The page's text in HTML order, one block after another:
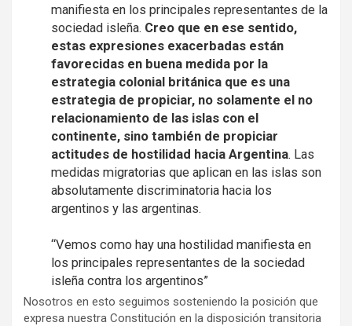
manifiesta en los principales representantes de la
sociedad isleña. Creo que en ese sentido,
estas expresiones exacerbadas están
favorecidas en buena medida por la
estrategia colonial británica que es una
estrategia de propiciar, no solamente el no
relacionamiento de las islas con el
continente, sino también de propiciar
actitudes de hostilidad hacia Argentina. Las
medidas migratorias que aplican en las islas son
absolutamente discriminatoria hacia los
argentinos y las argentinas.
“Vemos como hay una hostilidad manifiesta en
los principales representantes de la sociedad
isleña contra los argentinos”
Nosotros en esto seguimos sosteniendo la posición que
expresa nuestra Constitución en la disposición transitoria